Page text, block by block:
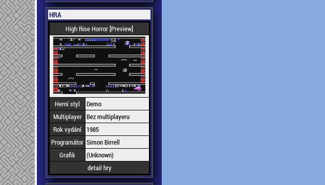
HRA
High Rise Horror [Preview]
Herní styl
Demo
Multiplayer Bez multiplayeru
Rok vydání
1985
Programátor Simon Birrell
Grafik
(Unknown)
detail hry